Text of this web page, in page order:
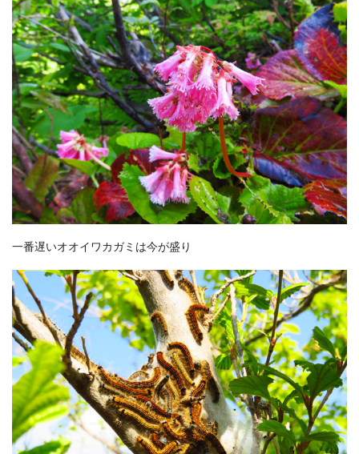
一番遅いオオイワカガミは今が盛り